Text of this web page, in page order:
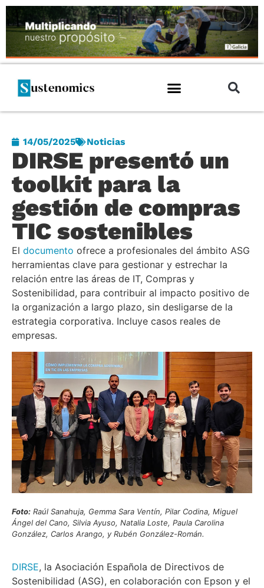
14/05/2025 Noticias
DIRSE presentó un
toolkit para la
gestión de compras
TIC sostenibles
El documento ofrece a profesionales del ámbito ASG
herramientas clave para gestionar y estrechar la
relación entre las áreas de IT, Compras y
Sostenibilidad, para contribuir al impacto positivo de
la organización a largo plazo, sin desligarse de la
estrategia corporativa. Incluye casos reales de
empresas.
Foto: Raúl Sanahuja, Gemma Sara Ventín, Pilar Codina, Miguel
Ángel del Cano, Silvia Ayuso, Natalia Loste, Paula Carolina
González, Carlos Arango, y Rubén González-Román.
DIRSE, la Asociación Española de Directivos de
Sostenibilidad (ASG), en colaboración con Epson y el